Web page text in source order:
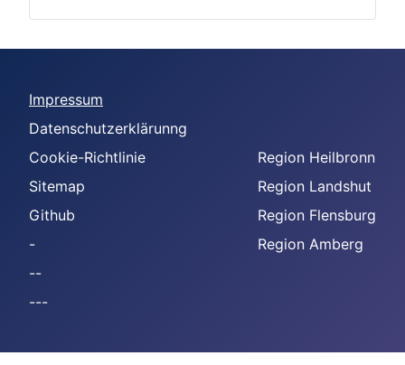
Impressum
Datenschutzerklärunng
Cookie-Richtlinie
Sitemap
Github
-
--
---
Region Heilbronn
Region Landshut
Region Flensburg
Region Amberg